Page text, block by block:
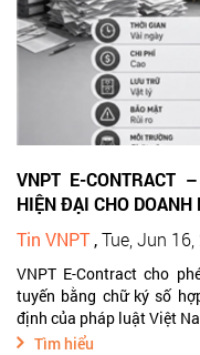
VNPT E-CONTRACT
HIỆN ĐẠI CHO
Tin VNPT ,Tue, Jun
VNPT E-Contract cho
tuyến bằng chữ ký số
định của pháp luật Việt
Tìm hiểu